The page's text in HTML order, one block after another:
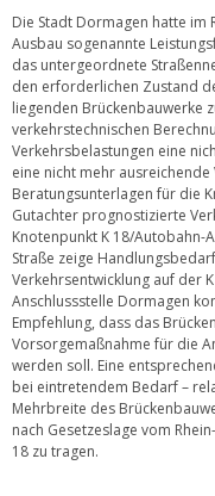
Die Stadt Dormagen hatte im
Ausbau sogenannte
das untergeordnete
den erforderlichen Zustand
liegenden Brückenbauwerke
verkehrstechnischen
Verkehrsbelastungen eine
eine nicht mehr
Beratungsunterlagen für die
Gutachter prognostizierte
Knotenpunkt K 18/Autobahn-
Straße zeige
Verkehrsentwicklung auf der
Anschlussstelle Dormagen
Empfehlung, dass das
Vorsorgemaßnahme für die
werden soll. Eine
bei eintretendem Bedarf –
Mehrbreite des
nach Gesetzeslage vom
18 zu tragen.